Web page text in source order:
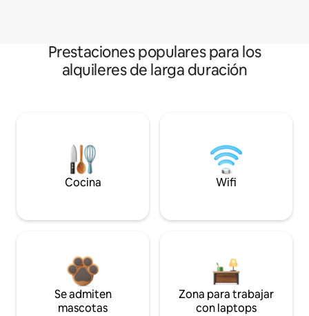
Prestaciones populares para los
alquileres de larga duración
Cocina Wifi
Se admiten
mascotas
Zona para trabajar
con laptops